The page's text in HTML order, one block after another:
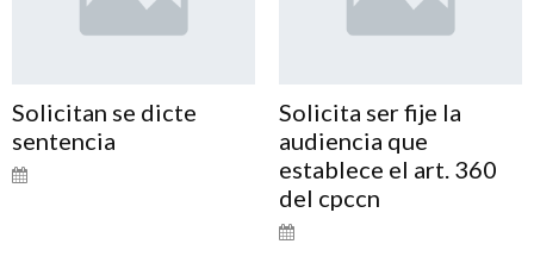
Solicitan se dicte
sentencia
Solicita ser fije la
audiencia que
establece el art. 360
del cpccn